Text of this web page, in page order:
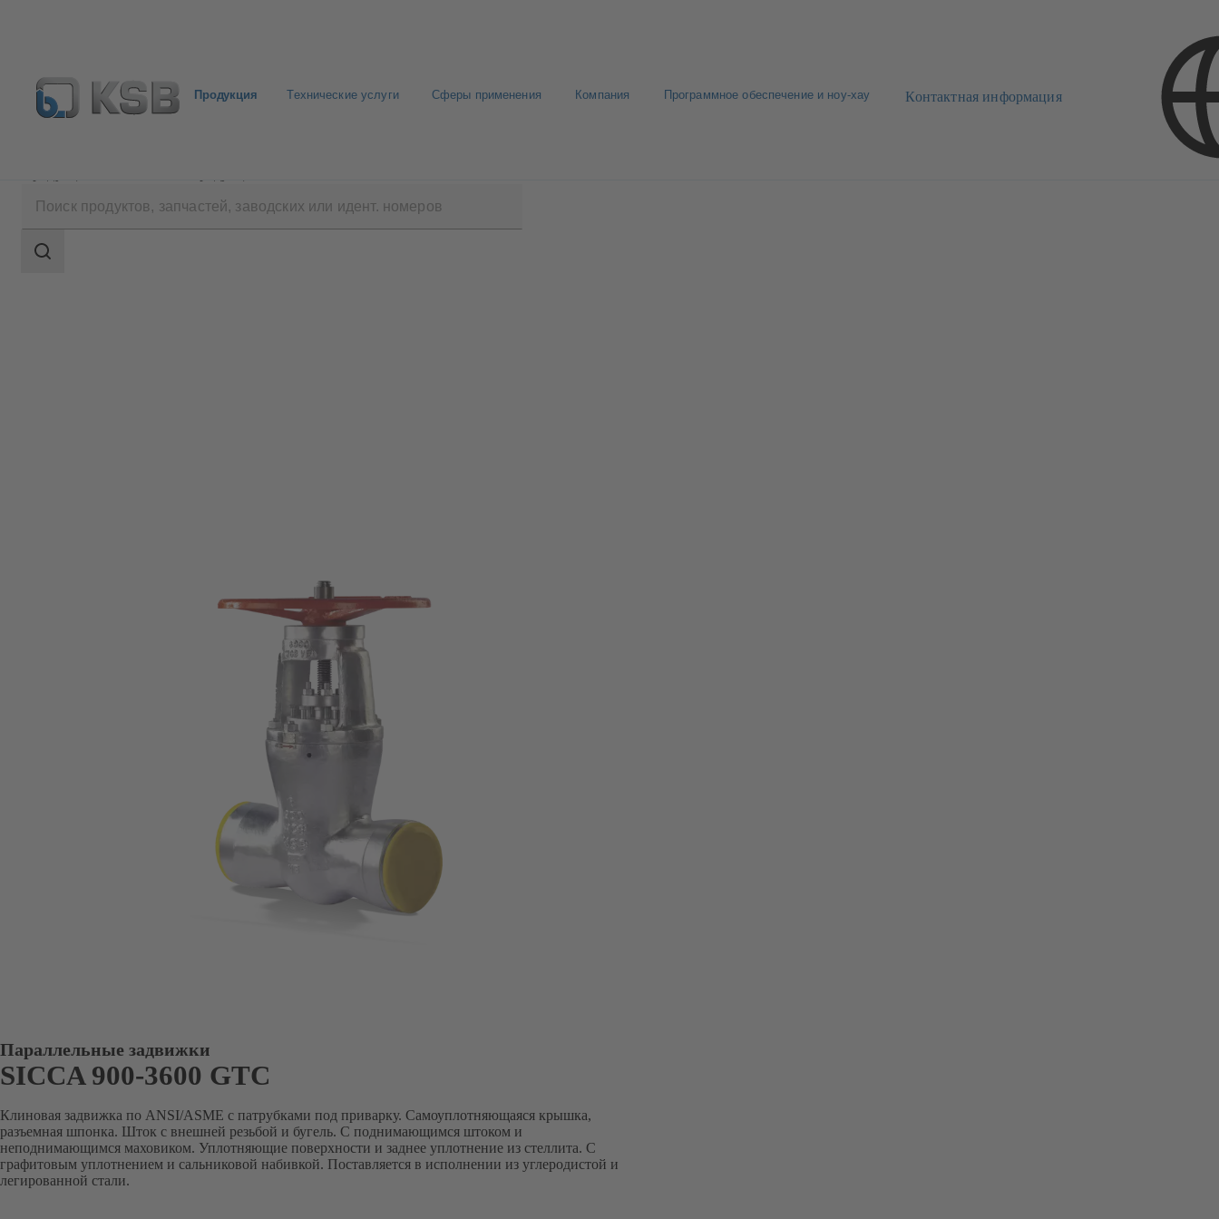
Продукция Технические услуги Сферы применения Компания Программное обеспечение и ноу-хау Контактная информация
поиска
Область
Параллельные задвижки
SICCA 900-3600 GTC
Клиновая задвижка по ANSI/ASME с патрубками под приварку. Самоуплотняющаяся крышка,
разъемная шпонка. Шток с внешней резьбой и бугель. С поднимающимся штоком и
неподнимающимся маховиком. Уплотняющие поверхности и заднее уплотнение из стеллита. С
графитовым уплотнением и сальниковой набивкой. Поставляется в исполнении из углеродистой и
легированной стали.